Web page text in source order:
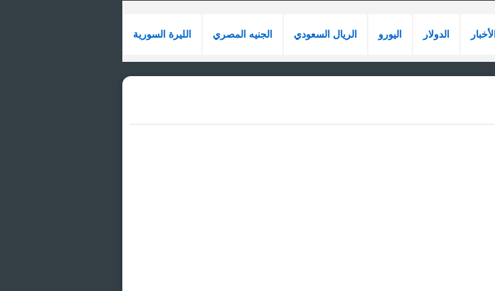
الليرة السورية الجنيه المصري الريال السعودي اليورو الدولار الأخبار